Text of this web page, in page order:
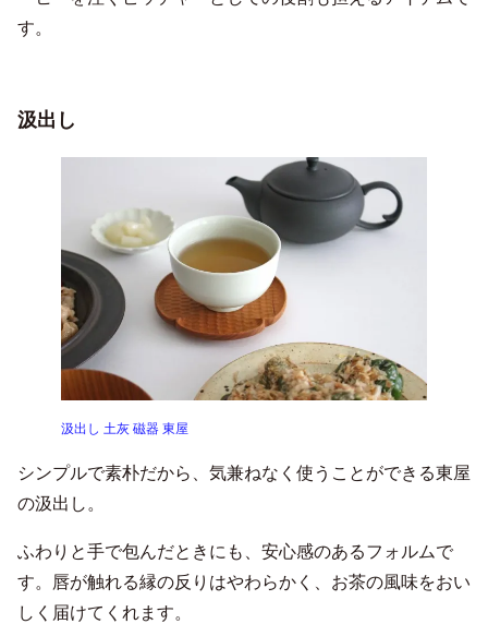
す。
汲出し
汲出し 土灰 磁器 東屋
シンプルで素朴だから、気兼ねなく使うことができる東屋
の汲出し。
ふわりと手で包んだときにも、安心感のあるフォルムで
す。唇が触れる縁の反りはやわらかく、お茶の風味をおい
しく届けてくれます。